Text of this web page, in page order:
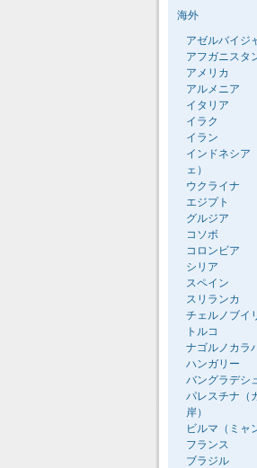
海外
アゼルバイジ
アフガニスタ
アメリカ
アルメニア
イタリア
イラク
イラン
インドネシア
ェ）
ウクライナ
エジプト
グルジア
コソボ
コロンビア
シリア
スペイン
スリランカ
チェルノブイ
トルコ
ナゴルノカラ
ハンガリー
バングラデシ
パレスチナ（
岸）
ビルマ（ミャ
フランス
ブラジル